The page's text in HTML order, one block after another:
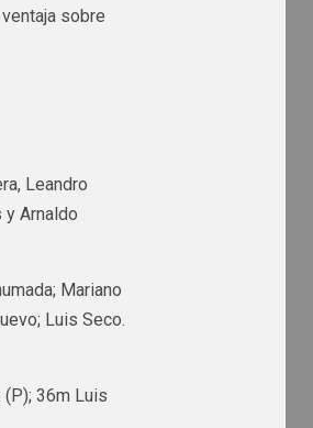
sobre
Leandro
y Arnaldo
Mariano
Luis Seco.
(P); 36m Luis